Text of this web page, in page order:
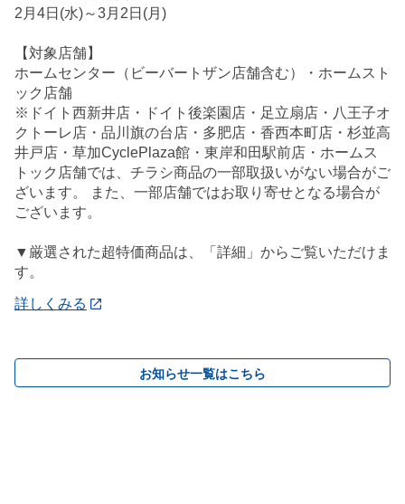
2月4日(水)～3月2日(月)
【対象店舗】
ホームセンター（ビーバートザン店舗含む）・ホームスト
ック店舗
※ドイト西新井店・ドイト後楽園店・足立扇店・八王子オ
クトーレ店・品川旗の台店・多肥店・香西本町店・杉並高
井戸店・草加CyclePlaza館・東岸和田駅前店・ホームス
トック店舗では、チラシ商品の一部取扱いがない場合がご
ざいます。 また、一部店舗ではお取り寄せとなる場合が
ございます。
▼厳選された超特価商品は、「詳細」からご覧いただけま
す。
詳しくみる
お知らせ一覧はこちら